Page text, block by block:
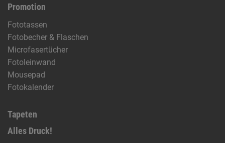
Promotion
Fototassen
Fotobecher & Flaschen
Microfasertücher
Fotoleinwand
Mousepad
Fotokalender
Tapeten
Alles Druck!